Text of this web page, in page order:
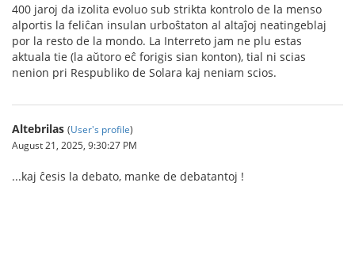
400 jaroj da izolita evoluo sub strikta kontrolo de la menso
alportis la feliĉan insulan urboŝtaton al altaĵoj neatingeblaj
por la resto de la mondo. La Interreto jam ne plu estas
aktuala tie (la aŭtoro eĉ forigis sian konton), tial ni scias
nenion pri Respubliko de Solara kaj neniam scios.
Altebrilas (User's profile)
August 21, 2025, 9:30:27 PM
...kaj ĉesis la debato, manke de debatantoj !